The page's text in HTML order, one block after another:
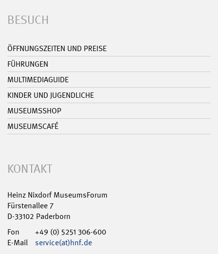
BESUCH
ÖFFNUNGSZEITEN UND PREISE
FÜHRUNGEN
MULTIMEDIAGUIDE
KINDER UND JUGENDLICHE
MUSEUMSSHOP
MUSEUMSCAFÉ
KONTAKT
Heinz Nixdorf MuseumsForum
Fürstenallee 7
D-33102 Paderborn
Fon
+49 (0) 5251 306-600
E-Mail
service(at)hnf.de